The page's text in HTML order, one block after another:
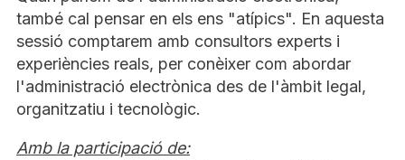
també cal pensar en els ens "atípics". En aquesta
sessió comptarem amb consultors experts i
experiències reals, per conèixer com abordar
l'administració electrònica des de l'àmbit legal,
organitzatiu i tecnològic.
Amb la participació de: